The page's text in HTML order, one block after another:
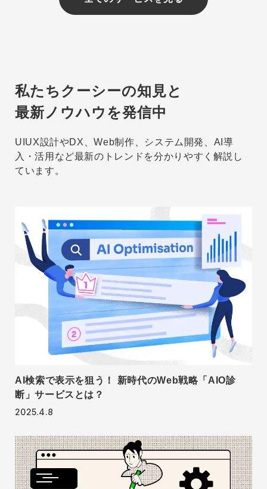
私たちクーシーの知見と
最新ノウハウを発信中
UIUX設計やDX、Web制作、システム開発、AI導
入・活用など最新のトレンドを分かりやすく解説し
ています。
AI検索で表示を狙う！ 新時代のWeb戦略「AIO診
断」サービスとは？
2025.4.8